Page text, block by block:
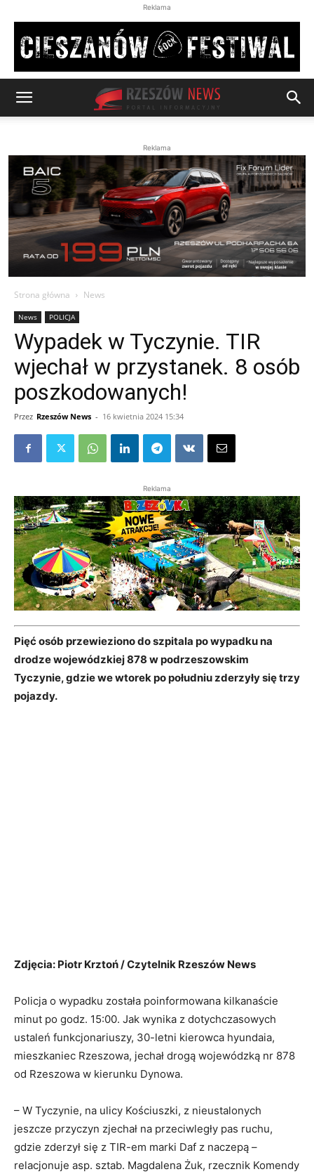
Reklama
Reklama
Strona główna News
News POLICJA
Wypadek w Tyczynie. TIR
wjechał w przystanek. 8 osób
poszkodowanych!
Przez Rzeszów News - 16 kwietnia 2024 15:34
Reklama
Pięć osób przewieziono do szpitala po wypadku na
drodze wojewódzkiej 878 w podrzeszowskim
Tyczynie, gdzie we wtorek po południu zderzyły się trzy
pojazdy.
Zdjęcia: Piotr Krztoń / Czytelnik Rzeszów News
Policja o wypadku została poinformowana kilkanaście
minut po godz. 15:00. Jak wynika z dotychczasowych
ustaleń funkcjonariuszy, 30-letni kierowca hyundaia,
mieszkaniec Rzeszowa, jechał drogą wojewódzką nr 878
od Rzeszowa w kierunku Dynowa.
– W Tyczynie, na ulicy Kościuszki, z nieustalonych
jeszcze przyczyn zjechał na przeciwległy pas ruchu,
gdzie zderzył się z TIR-em marki Daf z naczepą –
relacjonuje asp. sztab. Magdalena Żuk, rzecznik Komendy